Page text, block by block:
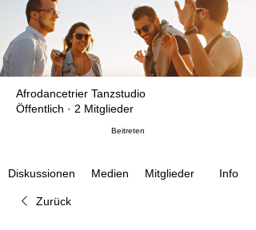
Afrodancetrier Tanzstudio
Öffentlich · 2 Mitglieder
Beitreten
Diskussionen Medien Mitglieder Info
Zurück